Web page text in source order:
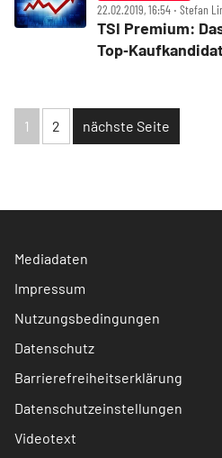
22.02.2019, 16:54 ‧ Stefan
TSI Premium:
1 2 nächste Seite
Mediadaten
Impressum
Nutzungsbedingungen
Datenschutz
Barrierefreiheitserklärung
Datenschutzeinstellungen
Videotext